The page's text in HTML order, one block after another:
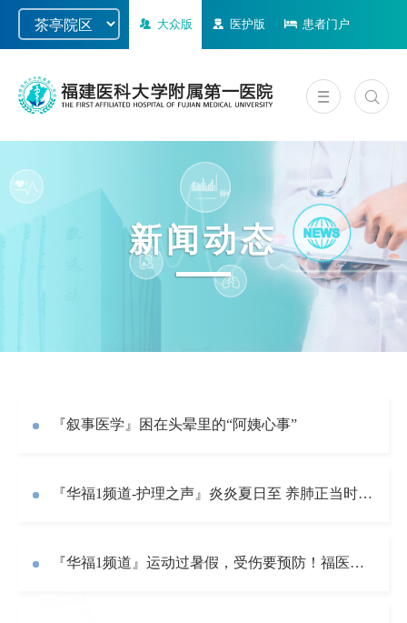
大众版 医护版 患者门户
新闻动态
『叙事医学』困在头晕里的“阿姨心事”
『华福1频道-护理之声』炎炎夏日至 养肺正当时——慢阻肺夏季养护要点
『华福1频道』运动过暑假，受伤要预防！福医附一专家为您带来青少年运动损伤防护全攻略